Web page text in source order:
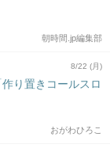
朝時間.jp編集部
8/22 (月)
り置きコールスロ
おがわひろこ